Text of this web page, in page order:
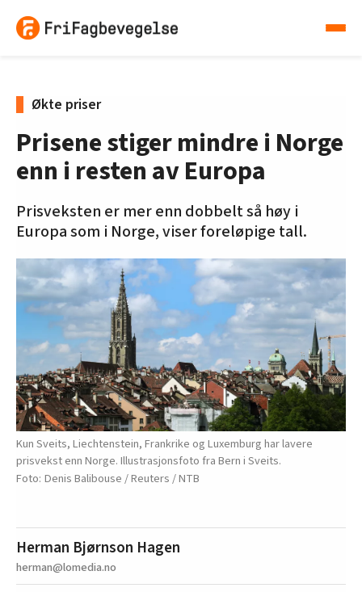
Økte priser
Prisene stiger mindre i Norge
enn i resten av Europa
Prisveksten er mer enn dobbelt så høy i
Europa som i Norge, viser foreløpige tall.
Kun Sveits, Liechtenstein, Frankrike og Luxemburg har lavere
prisvekst enn Norge. Illustrasjonsfoto fra Bern i Sveits.
Denis Balibouse / Reuters / NTB
Herman Bjørnson Hagen
herman@lomedia.no